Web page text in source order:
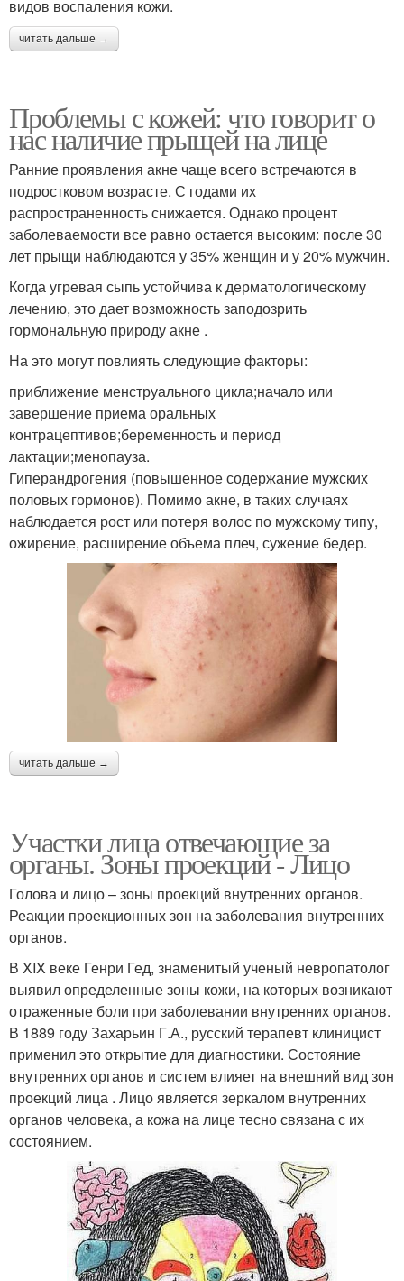
видов воспаления кожи.
читать дальше →
Проблемы с кожей: что говорит о
нас наличие прыщей на лице
Ранние проявления акне чаще всего встречаются в
подростковом возрасте. С годами их
распространенность снижается. Однако процент
заболеваемости все равно остается высоким: после 30
лет прыщи наблюдаются у 35% женщин и у 20% мужчин.
Когда угревая сыпь устойчива к дерматологическому
лечению, это дает возможность заподозрить
гормональную природу акне .
На это могут повлиять следующие факторы:
приближение менструального цикла;начало или
завершение приема оральных
контрацептивов;беременность и период
лактации;менопауза.
Гиперандрогения (повышенное содержание мужских
половых гормонов). Помимо акне, в таких случаях
наблюдается рост или потеря волос по мужскому типу,
ожирение, расширение объема плеч, сужение бедер.
читать дальше →
Участки лица отвечающие за
органы. Зоны проекций - Лицо
Голова и лицо – зоны проекций внутренних органов.
Реакции проекционных зон на заболевания внутренних
органов.
В XIX веке Генри Гед, знаменитый ученый невропатолог
выявил определенные зоны кожи, на которых возникают
отраженные боли при заболевании внутренних органов.
В 1889 году Захарьин Г.А., русский терапевт клиницист
применил это открытие для диагностики. Состояние
внутренних органов и систем влияет на внешний вид зон
проекций лица . Лицо является зеркалом внутренних
органов человека, а кожа на лице тесно связана с их
состоянием.